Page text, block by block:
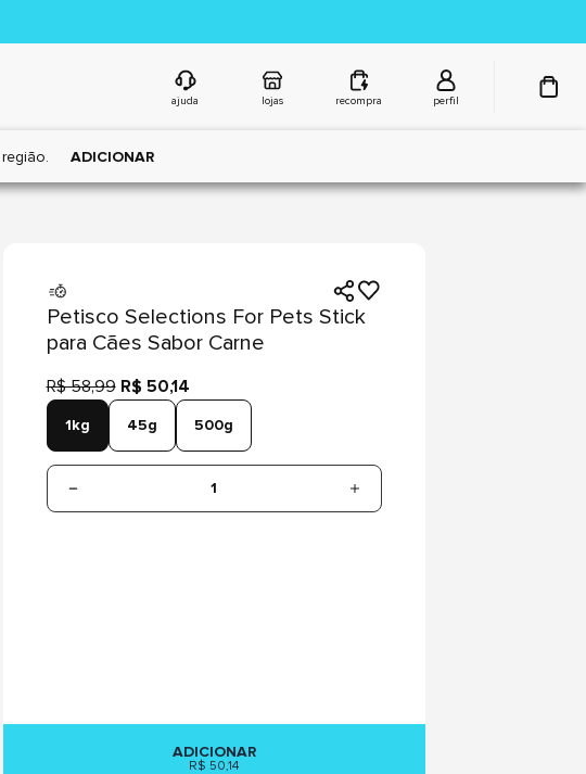
ajuda lojas recompra perfil
ADICIONAR
Petisco Selections For Pets Stick
para Cães Sabor Carne
R$ 58,99 R$ 50,14
1kg 45g 500g
1
ADICIONAR
R$ 50,14